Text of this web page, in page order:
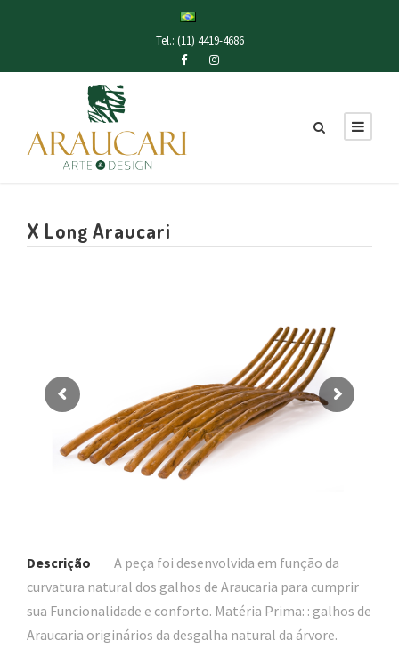
Tel.: (11) 4419-4686
X Long Araucari
Descrição
A peça foi desenvolvida em função da
curvatura natural dos galhos de Araucaria para cumprir
sua Funcionalidade e conforto. Matéria Prima: : galhos de
Araucaria originários da desgalha natural da árvore.